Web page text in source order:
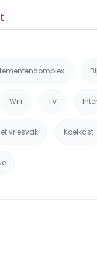
Wifi TV
vriesvak Koelkast